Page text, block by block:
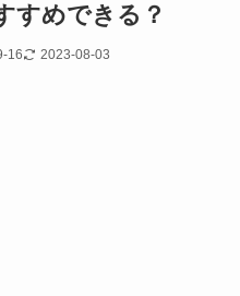
すめできる？
16 2023-08-03